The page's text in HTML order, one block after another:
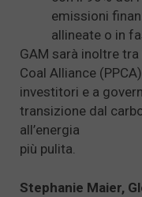
emissioni
allineate o in
GAM sarà inoltre
Coal Alliance
investitori e a
transizione dal
all’energia
più pulita.
Stephanie Maier,